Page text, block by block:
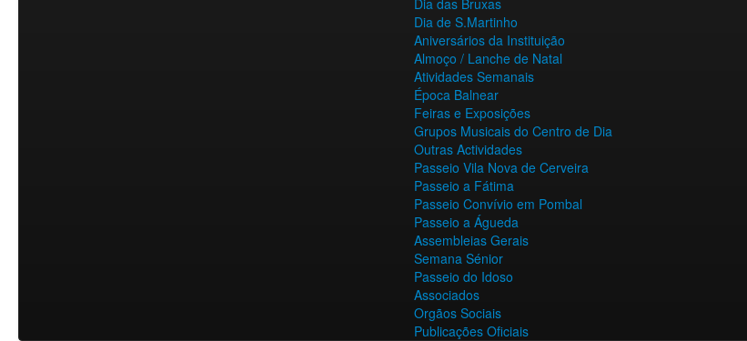
Dia das Bruxas
Dia de S.Martinho
Aniversários da Instituição
Almoço / Lanche de Natal
Atividades Semanais
Época Balnear
Feiras e Exposições
Grupos Musicais do Centro de Dia
Outras Actividades
Passeio Vila Nova de Cerveira
Passeio a Fátima
Passeio Convívio em Pombal
Passeio a Águeda
Assembleias Gerais
Semana Sénior
Passeio do Idoso
Associados
Orgãos Sociais
Publicações Oficiais